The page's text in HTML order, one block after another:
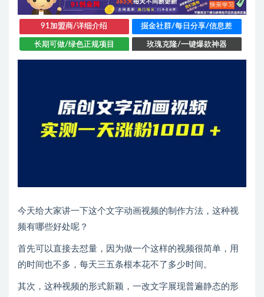
91加盟商/详细介绍 掘金社群/每日分享/信息差
长期可做/绿色正规项目 玫瑰克隆/一键爆款神器
今天给大家讲一下这个文字动画视频的制作方法，这种视
频有哪些好处呢？
首先可以直接去怼量，因为做一个这样的视频很简单，用
的时间也不多，每天三五条根本花不了多少时间。
其次，这种视频的形式新颖，一改文字展现普遍静态的形